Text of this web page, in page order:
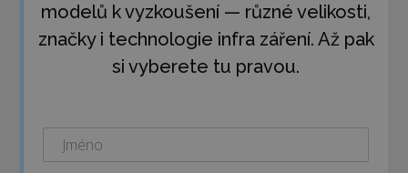
modelů k vyzkoušení — různé velikosti,
značky i technologie infra záření. Až pak
si vyberete tu pravou.